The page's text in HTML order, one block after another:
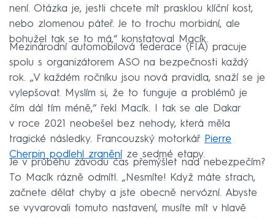
není. Otázka je, jestli chcete mít prasklou klíční kost,
nebo zlomenou páteř. Je to trochu morbidní, ale
bohužel tak se to má,“ konstatoval Macík.
Mezinárodní automobilová federace (FIA) pracuje
spolu s organizátorem ASO na bezpečnosti každý
rok. „V každém ročníku jsou nová pravidla, snaží se je
vylepšovat. Myslím si, že to funguje a problémů je
čím dál tím méně,“ řekl Macík. I tak se ale Dakar
v roce 2021 neobešel bez nehody, která měla
tragické následky. Francouzský motorkář Pierre
Cherpin podlehl zranění ze sedmé etapy.
Je v průběhu závodu čas přemýšlet nad nebezpečím?
To Macík rázně odmítl. „Nesmíte! Když máte strach,
začnete dělat chyby a jste obecně nervózní. Abyste
se vyvarovali tomuto nastavení, musíte mít v hlavě